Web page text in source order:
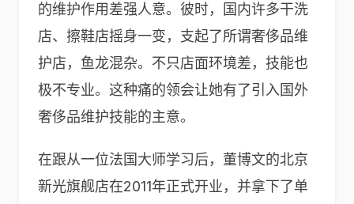
的维护作用差强人意。彼时，国内许多干洗
店、擦鞋店摇身一变，支起了所谓奢侈品维
护店，鱼龙混杂。不只店面环境差，技能也
极不专业。这种痛的领会让她有了引入国外
奢侈品维护技能的主意。
在跟从一位法国大师学习后，董博文的北京
新光旗舰店在2011年正式开业，并拿下了单